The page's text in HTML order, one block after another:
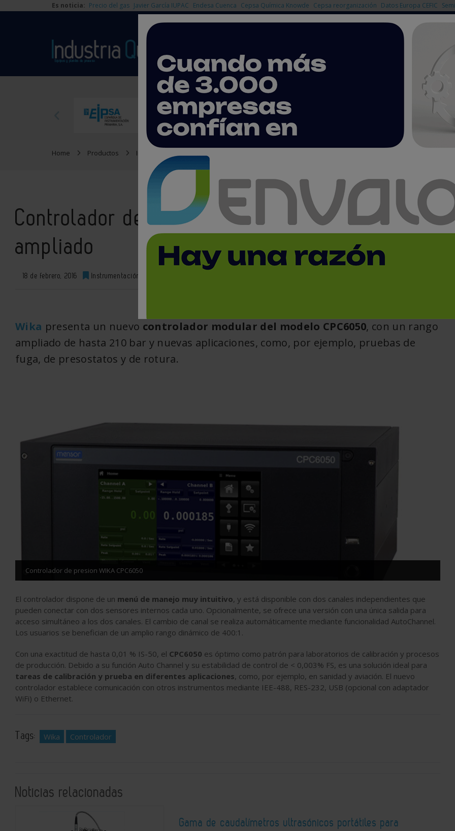
Es noticia: Precio del gas Javier García IUPAC Endesa Cuenca Cepsa Química Knowde Cepsa reorganización Datos Europa CEFIC
Home Productos Instrumentación
Controlador de presión con rango de presión
ampliado
18 de febrero, 2016 Instrumentación
Wika presenta un nuevo controlador modular del modelo CPC6050, con un rango
ampliado de hasta 210 bar y nuevas aplicaciones, como, por ejemplo, pruebas de
fuga, de presostatos y de rotura.
Controlador de presion WIKA CPC6050
El controlador dispone de un menú de manejo muy intuitivo, y está disponible con dos canales independientes que
pueden conectar con dos sensores internos cada uno. Opcionalmente, se ofrece una versión con una única salida para
acceso simultáneo a los dos canales. El cambio de canal se realiza automáticamente mediante funcionalidad AutoChannel.
Los usuarios se benefician de un amplio rango dinámico de 400:1.
Con una exactitud de hasta 0,01 % IS-50, el CPC6050 es óptimo como patrón para laboratorios de calibración y procesos
de producción. Debido a su función Auto Channel y su estabilidad de control de < 0,003% FS, es una solución ideal para
tareas de calibración y prueba en diferentes aplicaciones, como, por ejemplo, en sanidad y aviación. El nuevo
controlador establece comunicación con otros instrumentos mediante IEE-488, RES-232, USB (opcional con adaptador
WiFi) o Ethernet.
Tags: Wika Controlador
Noticias relacionadas
Gama de caudalímetros ultrasónicos portátiles para